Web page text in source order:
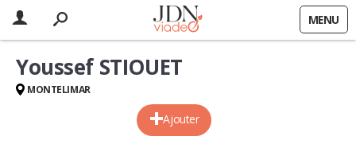
MENU
Ajouter
Youssef STIOUET
MONTELIMAR